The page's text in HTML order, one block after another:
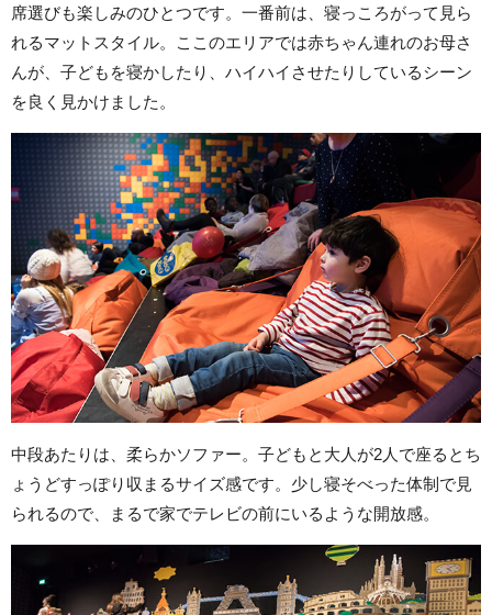
席選びも楽しみのひとつです。一番前は、寝っころがって見ら
れるマットスタイル。ここのエリアでは赤ちゃん連れのお母さ
んが、子どもを寝かしたり、ハイハイさせたりしているシーン
を良く見かけました。
中段あたりは、柔らかソファー。子どもと大人が2人で座るとち
ょうどすっぽり収まるサイズ感です。少し寝そべった体制で見
られるので、まるで家でテレビの前にいるような開放感。